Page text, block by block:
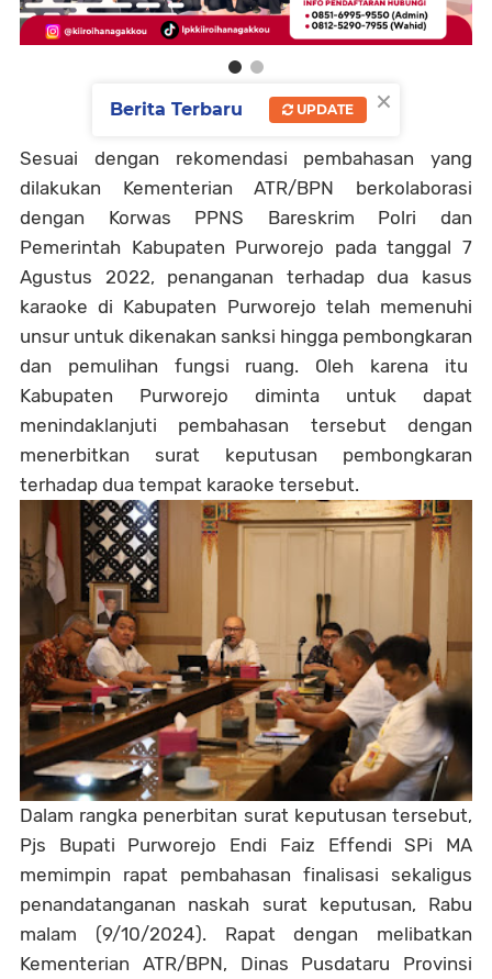
Sesuai dengan rekomendasi pembahasan yang
dilakukan Kementerian ATR/BPN berkolaborasi
dengan Korwas PPNS Bareskrim Polri dan
Pemerintah Kabupaten Purworejo pada tanggal 7
Agustus 2022, penanganan terhadap dua kasus
karaoke di Kabupaten Purworejo telah memenuhi
unsur untuk dikenakan sanksi hingga pembongkaran
dan pemulihan fungsi ruang. Oleh karena itu
Kabupaten Purworejo diminta untuk dapat
menindaklanjuti pembahasan tersebut dengan
menerbitkan surat keputusan pembongkaran
terhadap dua tempat karaoke tersebut.
Dalam rangka penerbitan surat keputusan tersebut,
Pjs Bupati Purworejo Endi Faiz Effendi SPi MA
memimpin rapat pembahasan finalisasi sekaligus
penandatanganan naskah surat keputusan, Rabu
malam (9/10/2024). Rapat dengan melibatkan
Kementerian ATR/BPN, Dinas Pusdataru Provinsi
×
Berita Terbaru UPDATE